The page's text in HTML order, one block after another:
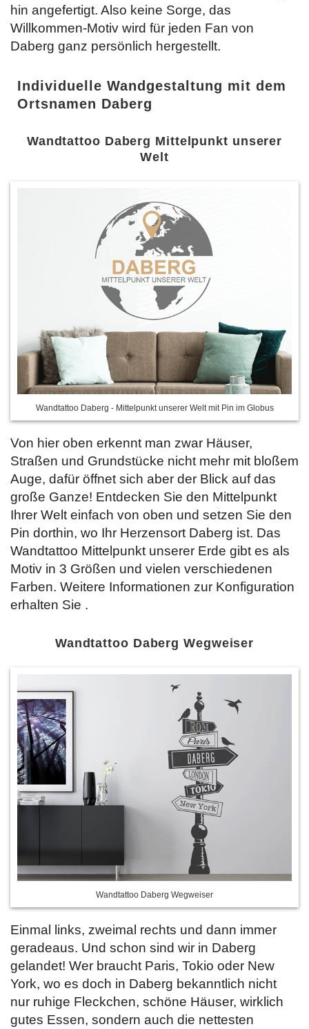
hin angefertigt. Also keine Sorge, das
Willkommen-Motiv wird für jeden Fan von
Daberg ganz persönlich hergestellt.
Individuelle Wandgestaltung mit dem
Ortsnamen Daberg
Wandtattoo Daberg Mittelpunkt unserer
Welt
Wandtattoo Daberg - Mittelpunkt unserer Welt mit Pin im Globus
Von hier oben erkennt man zwar Häuser,
Straßen und Grundstücke nicht mehr mit bloßem
Auge, dafür öffnet sich aber der Blick auf das
große Ganze! Entdecken Sie den Mittelpunkt
Ihrer Welt einfach von oben und setzen Sie den
Pin dorthin, wo Ihr Herzensort Daberg ist. Das
Wandtattoo Mittelpunkt unserer Erde gibt es als
Motiv in 3 Größen und vielen verschiedenen
Farben. Weitere Informationen zur Konfiguration
erhalten Sie .
Wandtattoo Daberg Wegweiser
Wandtattoo Daberg Wegweiser
Einmal links, zweimal rechts und dann immer
geradeaus. Und schon sind wir in Daberg
gelandet! Wer braucht Paris, Tokio oder New
York, wo es doch in Daberg bekanntlich nicht
nur ruhige Fleckchen, schöne Häuser, wirklich
gutes Essen, sondern auch die nettesten